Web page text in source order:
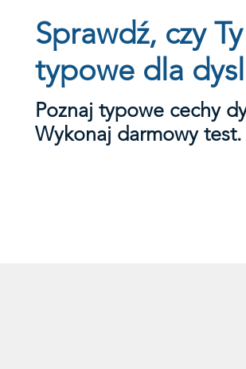
Sprawdź, czy
typowe dla
Poznaj typowe cechy
Wykonaj darmowy test.